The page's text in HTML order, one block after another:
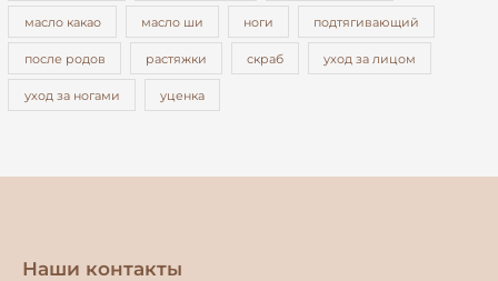
масло какао масло ши ноги подтягивающий
после родов растяжки скраб уход за лицом
уход за ногами уценка
Наши контакты